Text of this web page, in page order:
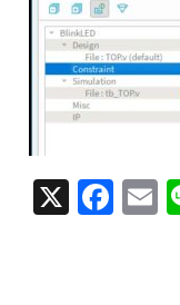
X F
a
E